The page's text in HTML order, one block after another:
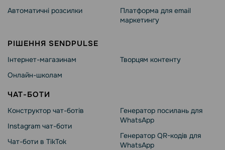
Автоматичні розсилки
Платформа для email
маркетингу
РІШЕННЯ SENDPULSE
Інтернет-магазинам
Онлайн-школам
Творцям контенту
ЧАТ-БОТИ
Конструктор чат-ботів
Instagram чат-боти
Чат-боти в TikTok
Генератор посилань для
WhatsApp
Генератор QR-кодів для
WhatsApp